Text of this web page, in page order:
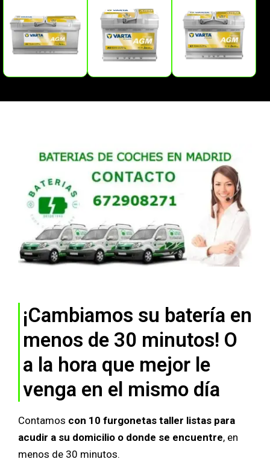
¡Cambiamos su batería en
menos de 30 minutos! O
a la hora que mejor le
venga en el mismo día
Contamos con 10 furgonetas taller listas para
acudir a su domicilio o donde se encuentre, en
menos de 30 minutos.